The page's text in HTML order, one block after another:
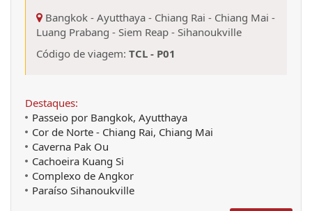
Bangkok - Ayutthaya - Chiang Rai - Chiang Mai -
Luang Prabang - Siem Reap - Sihanoukville
Código de viagem: TCL - P01
Destaques:
Passeio por Bangkok, Ayutthaya
Cor de Norte - Chiang Rai, Chiang Mai
Caverna Pak Ou
Cachoeira Kuang Si
Complexo de Angkor
Paraíso Sihanoukville